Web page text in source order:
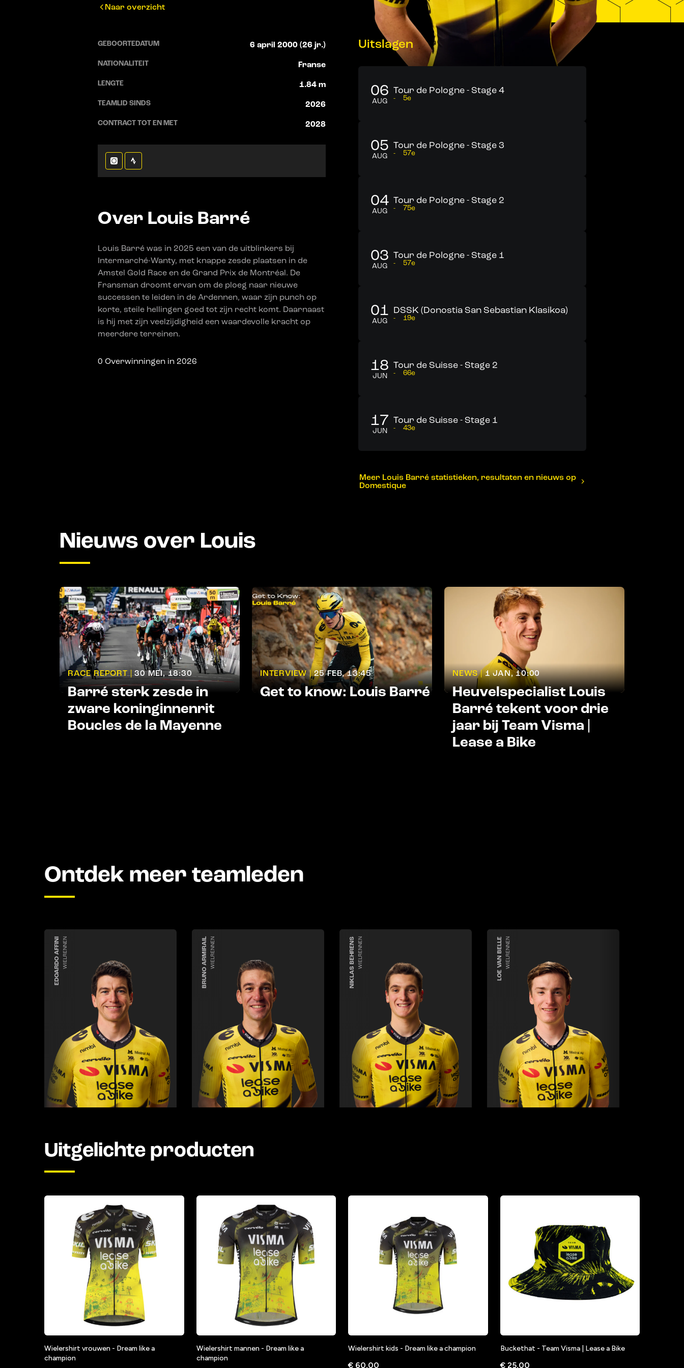
Naar overzicht
GEBOORTEDATUM 6 april 2000 (26 jr.)
NATIONALITEIT Franse
LENGTE 1.84 m
TEAMLID SINDS 2026
CONTRACT TOT EN MET 2028
Over Louis Barré
Louis Barré was in 2025 een van de uitblinkers bij
Intermarché-Wanty, met knappe zesde plaatsen in de
Amstel Gold Race en de Grand Prix de Montréal. De
Fransman droomt ervan om de ploeg naar nieuwe
successen te leiden in de Ardennen, waar zijn punch op
korte, steile hellingen goed tot zijn recht komt. Daarnaast
is hij met zijn veelzijdigheid een waardevolle kracht op
meerdere terreinen.
0 Overwinningen in 2026
Uitslagen
06
AUG
Tour de Pologne - Stage 4
- 5e
05
AUG
Tour de Pologne - Stage 3
- 57e
04
AUG
Tour de Pologne - Stage 2
- 75e
03
AUG
Tour de Pologne - Stage 1
- 57e
01
AUG
DSSK (Donostia San Sebastian Klasikoa)
- 19e
18
JUN
Tour de Suisse - Stage 2
- 66e
17
JUN
Tour de Suisse - Stage 1
- 43e
Meer Louis Barré statistieken, resultaten en nieuws op
Domestique
Nieuws over Louis
RACE REPORT | 30 MEI, 18:30
Barré sterk zesde in
zware koninginnenrit
Boucles de la Mayenne
INTERVIEW | 25 FEB, 13:45
Get to know: Louis Barré
NEWS | 1 JAN, 10:00
Heuvelspecialist Louis
Barré tekent voor drie
jaar bij Team Visma |
Lease a Bike
Ontdek meer teamleden
EDOARDO AFFINIWIELRENNEN BRUNO ARMIRAILWIELRENNEN NIKLAS BEHRENSWIELRENNEN LOE VAN BELLEWIELRENNEN
Uitgelichte producten
Wielershirt vrouwen - Dream like a
champion
Wielershirt mannen - Dream like a
champion
Wielershirt kids - Dream like a champion
€ 60,00
Buckethat - Team Visma | Lease a Bike
€ 25,00